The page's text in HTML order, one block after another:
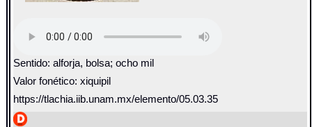
Sentido: alforja, bolsa; ocho mil
Valor fonético: xiquipil
https://tlachia.iib.unam.mx/elemento/05.03.35